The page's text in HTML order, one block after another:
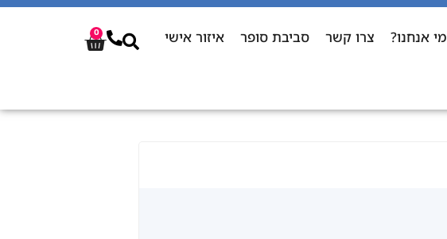
מי אנחנו? צרו קשר סביבת סופר איזור אישי 0